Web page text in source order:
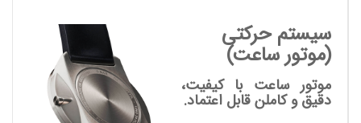
سیستم حرکتی
(موتور ساعت)
موتور ساعت با کیفیت،
دقیق و کاملن قابل اعتماد.